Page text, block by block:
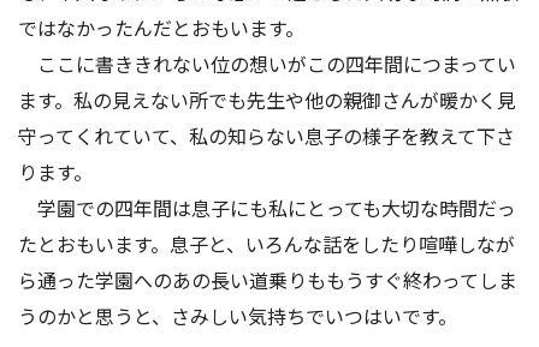
ではなかったんだとおもいます。
ここに書ききれない位の想いがこの四年間につまってい
ます。私の見えない所でも先生や他の親御さんが暖かく見
守ってくれていて、私の知らない息子の様子を教えて下さ
ります。
学園での四年間は息子にも私にとっても大切な時間だっ
たとおもいます。息子と、いろんな話をしたり喧嘩しなが
ら通った学園へのあの長い道乗りももうすぐ終わってしま
うのかと思うと、さみしい気持ちでいつはいです。